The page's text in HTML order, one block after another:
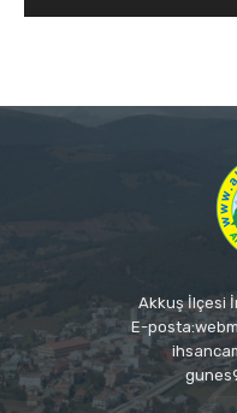
Akkuş İlçesi
E-